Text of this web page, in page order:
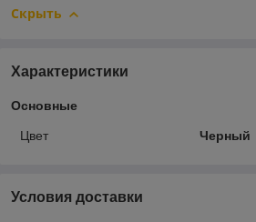
Скрыть
Характеристики
Основные
Цвет Черный
Условия доставки